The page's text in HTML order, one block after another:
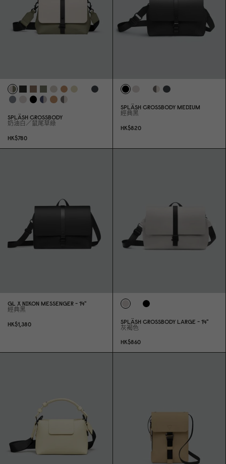
SPLÄSH CROSSBODY
奶油白／鼠尾草綠
HK$780
SPLÄSH CROSSBODY MEDIUM
經典黑
HK$820
GL X NIKON MESSENGER - 14"
經典黑
HK$1,380
SPLÄSH CROSSBODY LARGE - 14"
灰褐色
HK$860